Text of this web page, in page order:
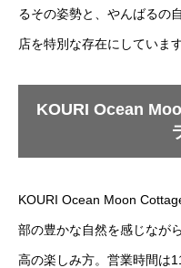
るその姿勢と、やんばるの
店を特別な存在にしています
KOURI Ocean
KOURI Ocean Moon
部の豊かな自然を感じなが
高の楽しみ方。営業時間は